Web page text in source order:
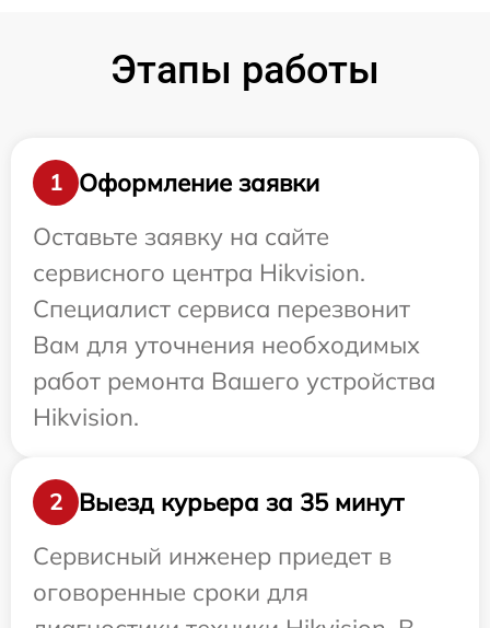
Этапы работы
1
Оформление заявки
Оставьте заявку на сайте
сервисного центра Hikvision.
Специалист сервиса перезвонит
Вам для уточнения необходимых
работ ремонта Вашего устройства
Hikvision.
2
Выезд курьера за 35 минут
Сервисный инженер приедет в
оговоренные сроки для